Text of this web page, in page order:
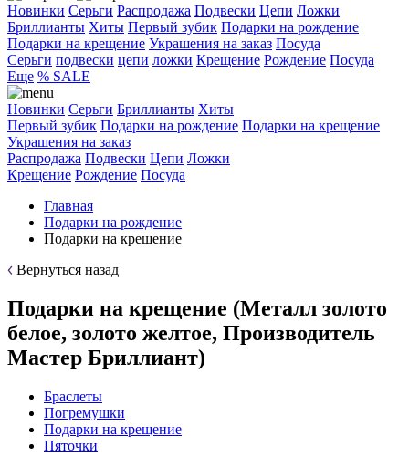
Новинки Серьги Распродажа Подвески Цепи Ложки
Бриллианты Хиты Первый зубик Подарки на рождение
Подарки на крещение Украшения на заказ Посуда
Cерьги подвески цепи ложки Крещение Рождение Посуда
Еще % SALE
Новинки Серьги Бриллианты Хиты
Первый зубик Подарки на рождение Подарки на крещение
Украшения на заказ
Распродажа Подвески Цепи Ложки
Крещение Рождение Посуда
Главная
Подарки на рождение
Подарки на крещение
Вернуться назад
Подарки на крещение (Металл золото
белое, золото желтое, Производитель
Мастер Бриллиант)
Браслеты
Погремушки
Подарки на крещение
Пяточки